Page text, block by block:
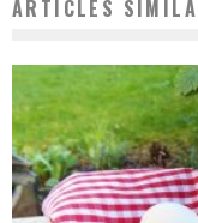
ARTICLES